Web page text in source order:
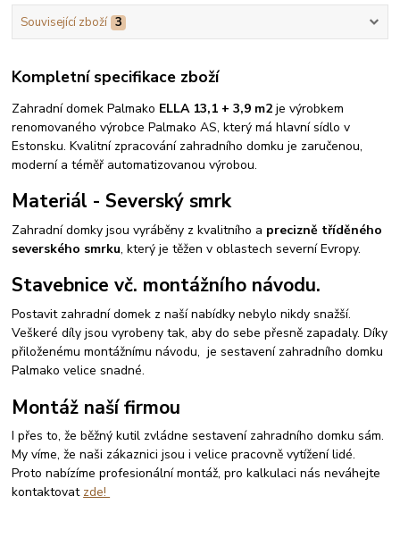
Související zboží 3
Kompletní specifikace zboží
Zahradní domek Palmako ELLA 13,1 + 3,9 m2je výrobkem
renomovaného výrobce Palmako AS, který má hlavní sídlo v
Estonsku. Kvalitní zpracování zahradního domku je zaručenou,
moderní a téměř automatizovanou výrobou.
Materiál - Severský smrk
Zahradní domky jsou vyráběny z kvalitního a precizně tříděného
severského smrku, který je těžen v oblastech severní Evropy.
Stavebnice vč. montážního návodu.
Postavit zahradní domek z naší nabídky nebylo nikdy snažší.
Veškeré díly jsou vyrobeny tak, aby do sebe přesně zapadaly. Díky
přiloženému montážnímu návodu, je sestavení zahradního domku
Palmako velice snadné.
Montáž naší firmou
I přes to, že běžný kutil zvládne sestavení zahradního domku sám.
My víme, že naši zákaznici jsou i velice pracovně vytížení lidé.
Proto nabízíme profesionální montáž, pro kalkulaci nás neváhejte
kontaktovat zde!